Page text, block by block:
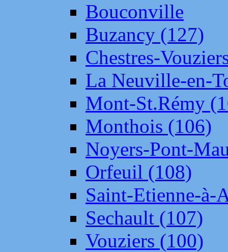
Bouconville
Buzancy (127)
Chestres-
La Neuville-en-
Mont-St.Rémy
Monthois (106)
Noyers-Pont-
Orfeuil (108)
Saint-Etienne-à-
Sechault (107)
Vouziers (100)